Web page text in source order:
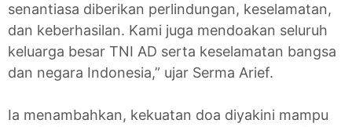
senantiasa diberikan perlindungan, keselamatan,
dan keberhasilan. Kami juga mendoakan seluruh
keluarga besar TNI AD serta keselamatan bangsa
dan negara Indonesia,” ujar Serma Arief.
Ia menambahkan, kekuatan doa diyakini mampu